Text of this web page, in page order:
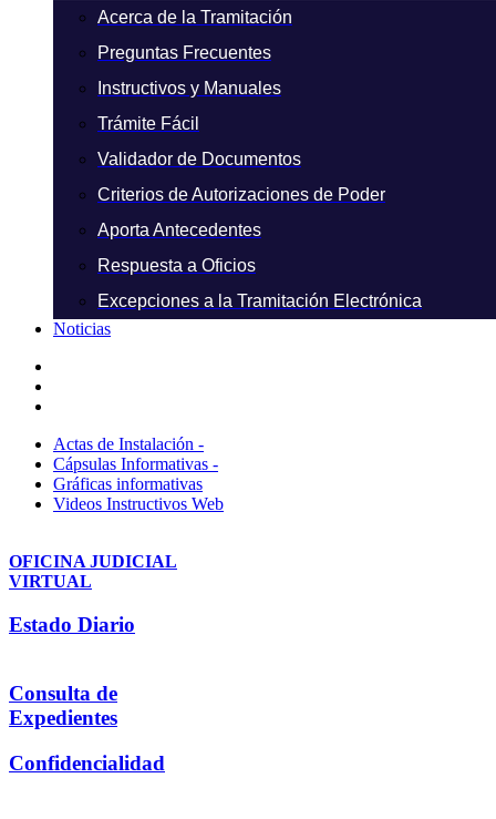
Acerca de la Tramitación
Preguntas Frecuentes
Instructivos y Manuales
Trámite Fácil
Validador de Documentos
Criterios de Autorizaciones de Poder
Aporta Antecedentes
Respuesta a Oficios
Excepciones a la Tramitación Electrónica
Noticias
Actas de Instalación -
Cápsulas Informativas -
Gráficas informativas
Videos Instructivos Web
OFICINA JUDICIAL
VIRTUAL
Estado Diario
Consulta de
Expedientes
Confidencialidad